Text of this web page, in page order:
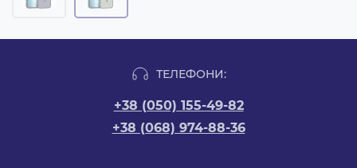
ТЕЛЕФОНИ:
+38 (050) 155-49-82
+38 (068) 974-88-36